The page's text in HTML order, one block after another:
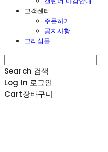
고객센터
주문하기
공지사항
그리심몰
Search 검색
Log In 로그인
Cart장바구니